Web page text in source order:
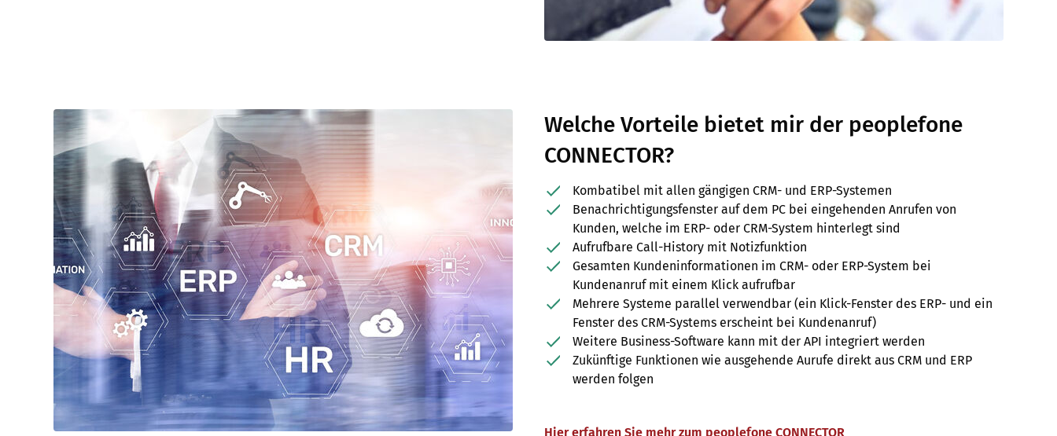
Welche Vorteile bietet mir der peoplefone
CONNECTOR?
Kombatibel mit allen gängigen CRM- und ERP-Systemen
Benachrichtigungsfenster auf dem PC bei eingehenden Anrufen von
Kunden, welche im ERP- oder CRM-System hinterlegt sind
Aufrufbare Call-History mit Notizfunktion
Gesamten Kundeninformationen im CRM- oder ERP-System bei
Kundenanruf mit einem Klick aufrufbar
Mehrere Systeme parallel verwendbar (ein Klick-Fenster des ERP- und ein
Fenster des CRM-Systems erscheint bei Kundenanruf)
Weitere Business-Software kann mit der API integriert werden
Zukünftige Funktionen wie ausgehende Aurufe direkt aus CRM und ERP
werden folgen
Hier erfahren Sie mehr zum peoplefone CONNECTOR